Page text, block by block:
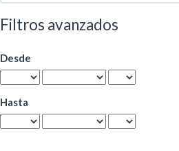
por
Filtros avanzados
Desde
Hasta